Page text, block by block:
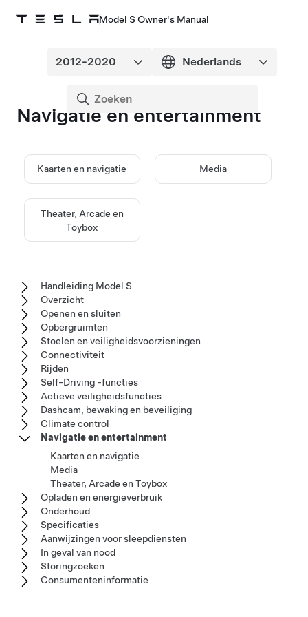
Model S Owner's Manual
Navigatie en entertainment
Kaarten en navigatie Media
Theater, Arcade en
Toybox
Handleiding Model S
Overzicht
Openen en sluiten
Opbergruimten
Stoelen en veiligheidsvoorzieningen
Connectiviteit
Rijden
Self-Driving -functies
Actieve veiligheidsfuncties
Dashcam, bewaking en beveiliging
Climate control
Navigatie en entertainment
Kaarten en navigatie
Media
Theater, Arcade en Toybox
Opladen en energieverbruik
Onderhoud
Specificaties
Aanwijzingen voor sleepdiensten
In geval van nood
Storingzoeken
Consumenteninformatie